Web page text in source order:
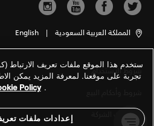
المملكة العربية السعودية |
English
شروط الاستخدام
معلومات الشركة
ستخدم هذا الموقع ملفات تعريف
تجربة على موقعنا. لمعرفة المزيد يمكن
.
Policy
إعدادات ملفات